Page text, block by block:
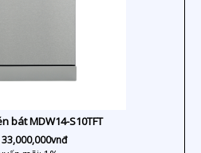
bát MDW14-S10TFT
33,000,000vnđ